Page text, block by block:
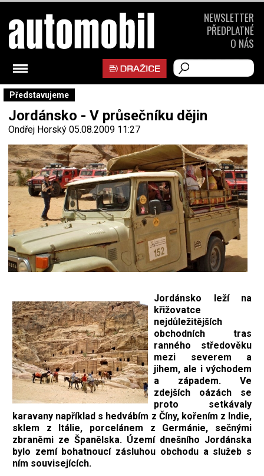
Představujeme
Jordánsko - V průsečníku dějin
Ondřej Horský 05.08.2009 11:27
Jordánsko leží na
křižovatce
nejdůležitějších
obchodních tras
ranného středověku
mezi severem a
jihem, ale i východem
a západem. Ve
zdejších oázách se
proto setkávaly
karavany například s hedvábím z Číny, kořením z Indie,
sklem z Itálie, porcelánem z Germánie, sečnými
zbraněmi ze Španělska. Území dnešního Jordánska
bylo zemí bohatnoucí zásluhou obchodu a služeb s
ním souvisejících.
NEWSLETTER
PŘEDPLATNÉ
O NÁS